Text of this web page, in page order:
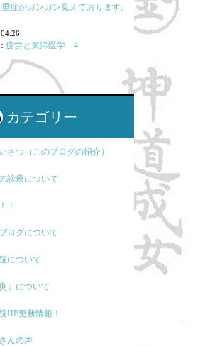
重症がガンガン見えております。
疲労と東洋医学 4
カテゴリー
さつ（このブログの紹介）
診療について
！
ログについて
について
灸」について
HP更新情報！
んの声